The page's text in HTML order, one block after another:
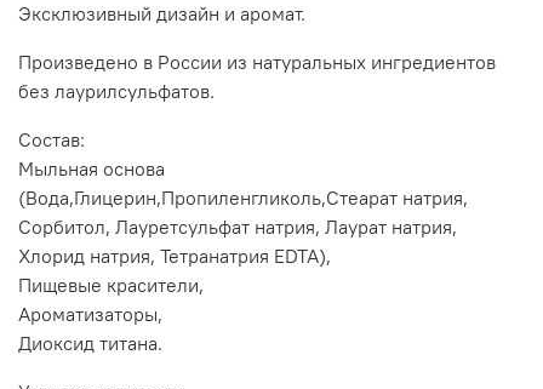
Эксклюзивный дизайн и аромат.
Произведено в России из натуральных ингредиентов
без лаурилсульфатов.
Состав:
Мыльная основа
(Вода,Глицерин,Пропиленгликоль,Стеарат натрия,
Сорбитол, Лауретсульфат натрия, Лаурат натрия,
Хлорид натрия, Тетранатрия EDTA),
Пищевые красители,
Ароматизаторы,
Диоксид титана.